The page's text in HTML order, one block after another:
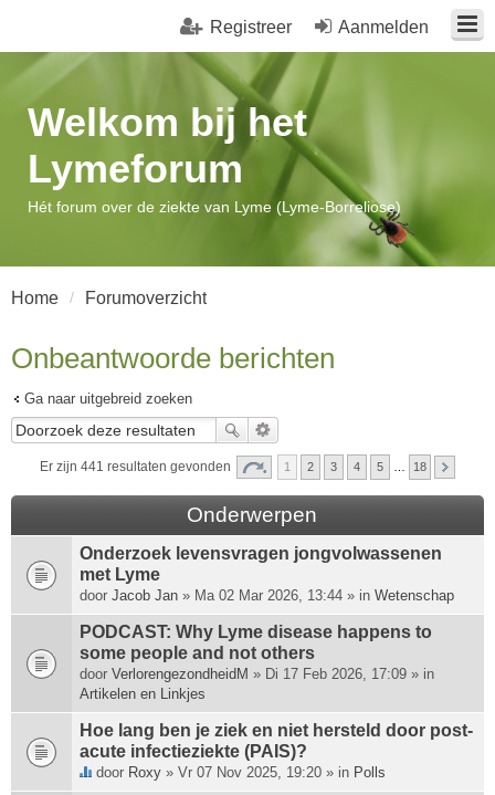
Aanmelden
Registreer
Welkom bij het
Lymeforum
Hét forum over de ziekte van Lyme (Lyme-Borreliose)
Home Forumoverzicht
Onbeantwoorde berichten
Ga naar uitgebreid zoeken
Er zijn 441 resultaten gevonden 1 2 3 4 5 18
Onderwerpen
Onderzoek levensvragen jongvolwassenen
met Lyme
door Jacob Jan » Ma 02 Mar 2026, 13:44 » in Wetenschap
PODCAST: Why Lyme disease happens to
some people and not others
door VerlorengezondheidM » Di 17 Feb 2026, 17:09 » in
Artikelen en Linkjes
Hoe lang ben je ziek en niet hersteld door post-
acute infectieziekte (PAIS)?
door Roxy » Vr 07 Nov 2025, 19:20 » in Polls